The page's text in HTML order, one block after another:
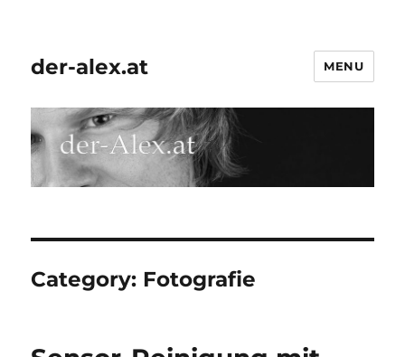
der-alex.at MENU
Category: Fotografie